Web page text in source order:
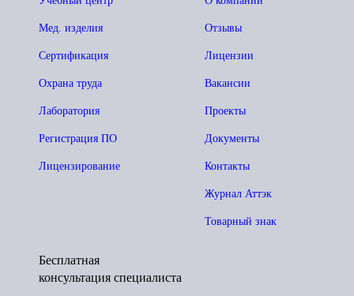
Отзывы
Лицензии
Вакансии
Проекты
Документы
Контакты
Журнал Аттэк
Товарный знак
Мед. изделия
Сертификация
Охрана труда
Лаборатория
Регистрация ПО
Лицензирование
Бесплатная
консультация специалиста